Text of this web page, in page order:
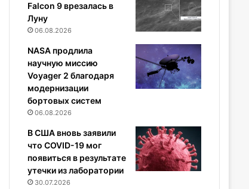
Falcon 9 врезалась в
Луну
06.08.2026
NASA продлила
научную миссию
Voyager 2 благодаря
модернизации
бортовых систем
06.08.2026
В США вновь заявили
что COVID-19 мог
появиться в результате
утечки из лаборатории
30.07.2026